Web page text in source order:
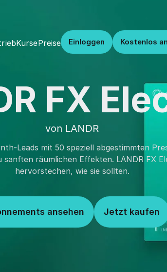
KursePreise Einloggen Kostenlos
FX
von LANDR
Leads mit 50 speziell abgestimmten
räumlichen Effekten. LANDR FX
hervorstechen, wie sie sollten.
ansehen Jetzt kaufen